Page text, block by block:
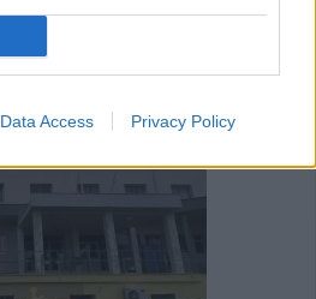
Data Access Privacy Policy